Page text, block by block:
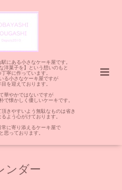
にある小さなケーキ屋です。
洋菓子を】という想いのもと
寧に作っています。
る小さなケーキ屋ですが
を迎えております。
華やかではないですが
で懐かしく優しいケーキです。
きやすいよう無駄なものは省き
よう心がけております。
に寄り添えるケーキ屋で
思っております。
ンダー